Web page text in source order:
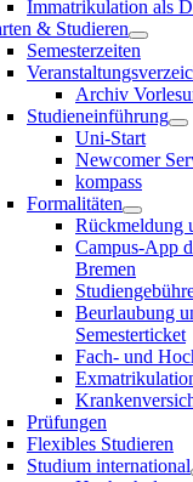
Immatrikulation als
& Studieren
Semesterzeiten
Archiv
Studieneinführung
Uni-Start
Newcomer
kompass
Formalitäten
Rückmeldung
Campus-App
Bremen
Beurlaubung
Semesterticket
Fach- und
Prüfungen
Flexibles Studieren
Studium international